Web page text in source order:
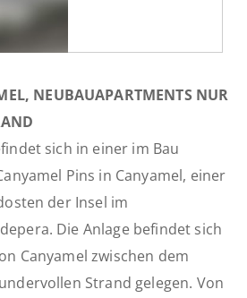
NEUBAUAPARTMENTS NUR
sich in einer im Bau
Pins in Canyamel, einer
der Insel im
Die Anlage befindet sich
Canyamel zwischen dem
Strand gelegen. Von